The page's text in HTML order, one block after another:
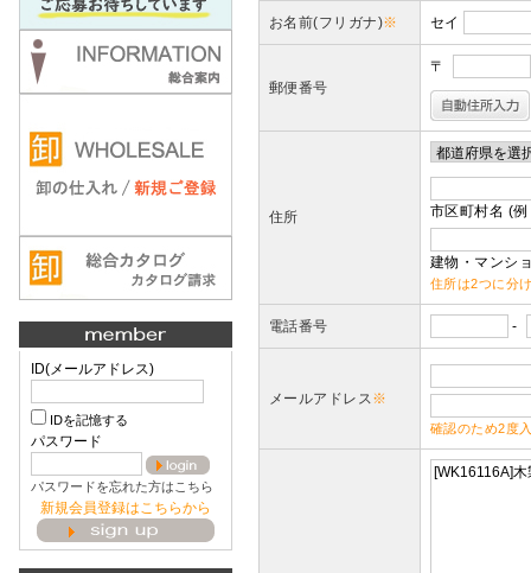
ID(メールアドレス)
IDを記憶する
パスワード
パスワードを忘れた方はこちら
新規会員登録はこちらから
お名前(フリガナ)※ セイ
郵便番号
〒
住所 市区町村名 (
建物・マンシ
住所は2つに分
電話番号 -
メールアドレス※
確認のため2度